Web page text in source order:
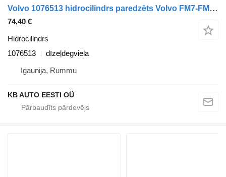
Volvo 1076513 hidrocilindrs paredzēts Volvo FM7-FM12, FM, FMX (1998-2014) kravas automašīnas
74,40 €
Hidrocilindrs
1076513
dīzeļdegviela
Igaunija, Rummu
KB AUTO EESTI OÜ